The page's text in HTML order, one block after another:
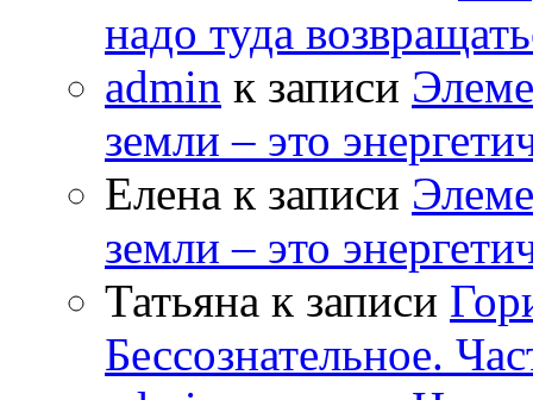
надо туда
admin к записи
земли – это
Елена к записи
земли – это
Татьяна к записи
Бессознательное.